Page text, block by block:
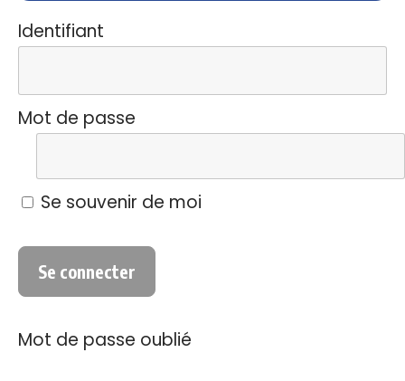
Identifiant
Mot de passe
Se souvenir de moi
Mot de passe oublié